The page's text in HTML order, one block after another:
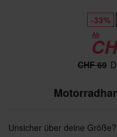
-33%
Ab
CHF 69
Unsicher über deine Größe?